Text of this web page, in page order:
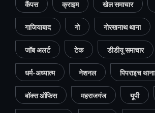
कैंपस क्राइम खेल समाचार
गाजियाबाद गो गोरखनाथ थाना
जॉब अलर्ट टेक डीडीयू समाचार
धर्म-अध्यात्म नेशनल पिपराइच थाना
बॉक्स ऑफिस महराजगंज यूपी